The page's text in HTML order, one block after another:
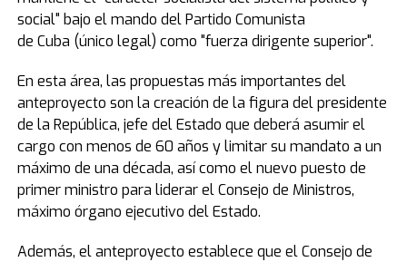
social" bajo el mando del Partido Comunista
de Cuba (único legal) como "fuerza dirigente superior".
En esta área, las propuestas más importantes del
anteproyecto son la creación de la figura del presidente
de la República, jefe del Estado que deberá asumir el
cargo con menos de 60 años y limitar su mandato a un
máximo de una década, así como el nuevo puesto de
primer ministro para liderar el Consejo de Ministros,
máximo órgano ejecutivo del Estado.
Además, el anteproyecto establece que el Consejo de